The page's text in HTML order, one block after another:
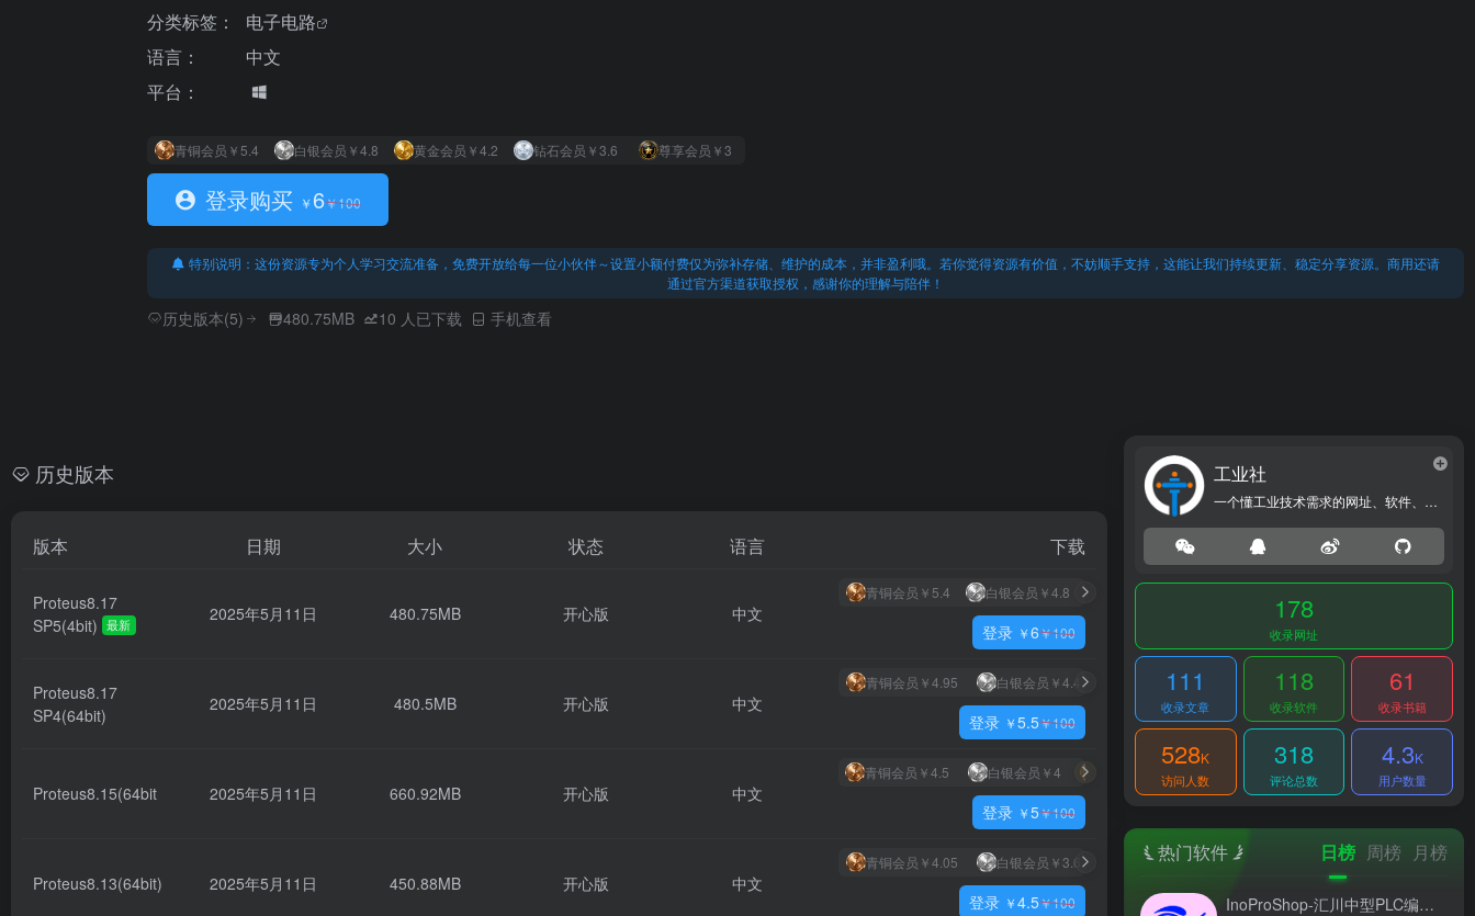
分类标签：
电子电路
语言：
中文
平台：
青铜会员 ￥5.4 白银会员 ￥4.8 黄金会员 ￥4.2 钻石会员 ￥3.6 尊享会员 ￥3
登录购买 ￥ 6￥100
特别说明：这份资源专为个人学习交流准备，免费开放给每一位小伙伴～设置小额付费仅为弥补存储、维护的成本，并非盈利哦。若你觉得资源有价值，不妨顺手支持，这能让我们持续更新、稳定分享资源。商用还请
通过官方渠道获取授权，感谢你的理解与陪伴！
历史版本(5) 480.75MB 10 人已下载 手机查看
历史版本
版本 日期 大小 状态 语言 下载
Proteus8.17
SP5(4bit) 最新
2025年5月11日 480.75MB 开心版 中文
青铜会员 ￥5.4 白银会员 ￥4.8 黄金会员
登录 ￥6￥100
Proteus8.17
SP4(64bit)
2025年5月11日 480.5MB 开心版 中文
青铜会员 ￥4.95 白银会员 ￥4.4 黄金会员￥3.85 钻石会员 ￥3.3 尊享会员
登录 ￥5.5￥100
Proteus8.15(64bit 2025年5月11日 660.92MB 开心版 中文
青铜会员 ￥4.5 白银会员 ￥4 ￥3.5 钻石会员 ￥3 尊享会员￥2.5
登录 ￥5￥100
Proteus8.13(64bit) 2025年5月11日 450.88MB 开心版 中文
青铜会员 ￥4.05 白银会员 ￥3.6 黄金会员￥3.15 ￥2.7 尊享会员￥2.25
登录 ￥4.5￥100
工业社
一个懂工业技术需求的网址、软件、资源、热点导航大全网站！
178
收录网址
111
收录文章
118
收录软件
61
收录书籍
528K
访问人数
318
评论总数
4.3K
用户数量
热门软件 日榜 周榜 月榜
InoProShop-汇川中型PLC编程软件